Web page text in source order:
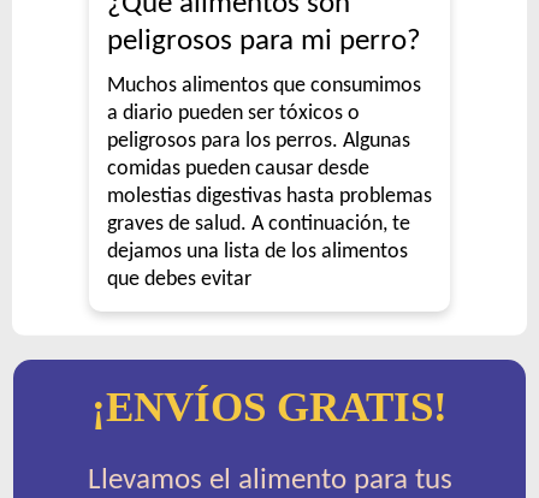
peligrosos para mi perro?
Muchos alimentos que consumimos
a diario pueden ser tóxicos o
peligrosos para los perros. Algunas
comidas pueden causar desde
molestias digestivas hasta problemas
graves de salud. A continuación, te
dejamos una lista de los alimentos
que debes evitar
¡ENVÍOS GRATIS!
Llevamos el alimento para tus